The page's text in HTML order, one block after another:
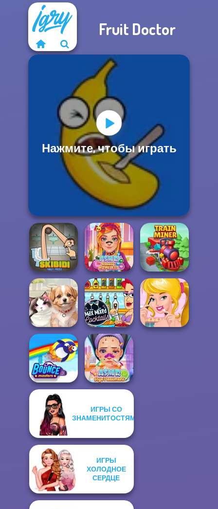
Fruit Doctor
Нажмите, чтобы играть
Skibidi Toilet
Puzzle
ASMR Beauty
Homeless
Train Miner
Pet Salon
Max Mixed
Cocktails
Bouncemasters
ASMR Stye
ИГРЫ СО
ЗНАМЕНИТОСТЯМИ
ИГРЫ
ХОЛОДНОЕ
СЕРДЦЕ